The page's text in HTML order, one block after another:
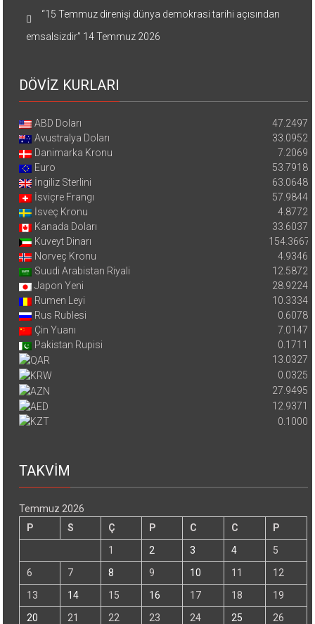
“15 Temmuz direnişi dünya demokrasi tarihi açısından
emsalsizdir” 14 Temmuz 2026
DÖVİZ KURLARI
ABD Doları
47.2497
Avustralya Doları
33.0952
Danimarka Kronu
7.2069
Euro
53.7918
İngiliz Sterlini
63.0648
İsviçre Frangı
57.9844
İsveç Kronu
4.8772
Kanada Doları
33.6037
Kuveyt Dinarı
154.3667
Norveç Kronu
4.9346
Suudi Arabistan Riyali
12.5872
Japon Yeni
28.9224
Rumen Leyi
10.3334
Rus Rublesi
0.6078
Çin Yuanı
7.0147
Pakistan Rupisi
0.1711
13.0327
0.0325
27.9495
12.9371
0.1000
TAKVİM
Temmuz 2026
P
S Ç P C C
P
1
2 3 4
5
6
7 8 9 10 11
12
13
14 15 16 17 18
19
20
21 22 23 24 25 26